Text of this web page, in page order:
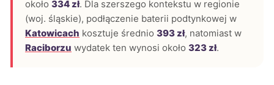
około 334 zł. Dla szerszego kontekstu w regionie
(woj. śląskie), podłączenie baterii podtynkowej w
Katowicach kosztuje średnio 393 zł, natomiast w
Raciborzu wydatek ten wynosi około 323 zł.